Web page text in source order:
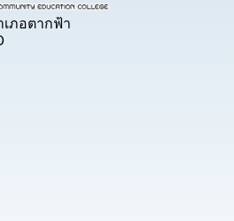
เภอตากฟ้า